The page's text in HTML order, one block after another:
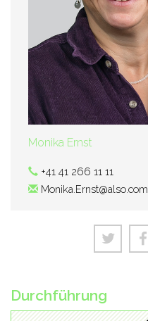
Monika Ernst
+41 41 266 11 11
Monika.Ernst@also.com
Durchführung